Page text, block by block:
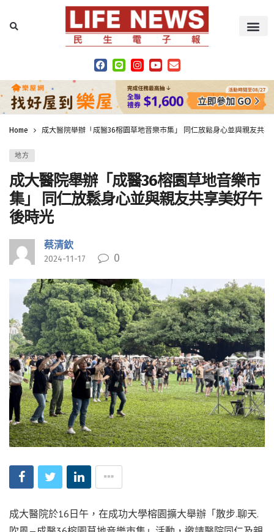
Home 成大醫院舉辦「成醫36榕園草地音樂市集」 同仁放鬆身心並與親友共享
地方
成大醫院舉辦「成醫36榕園草地音樂市
集」 同仁放鬆身心並與親友共享美好午
後時光
蔡清欽
2024-11-17 0
成大醫院於16日午，在成功大學榕園擴大舉辦「散步.聊天.